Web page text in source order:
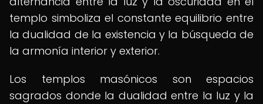
templo simboliza el constante equilibrio entre
la dualidad de la existencia y la búsqueda de
la armonía interior y exterior.
Los templos masónicos son espacios
sagrados donde la dualidad entre la luz y la